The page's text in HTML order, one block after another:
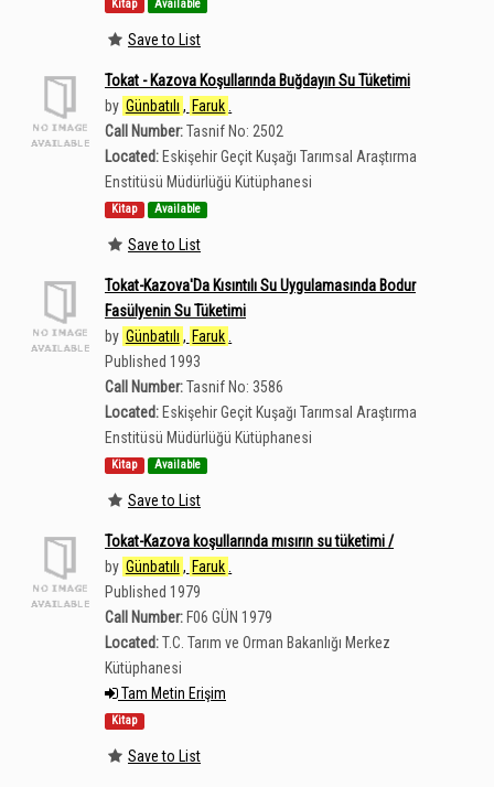
Kitap Available
Save to List
Tokat - Kazova Koşullarında Buğdayın Su Tüketimi
by Günbatılı , Faruk
Call Number:Tasnif No: 2502
Located: Eskişehir Geçit Kuşağı Tarımsal Araştırma
Enstitüsü Müdürlüğü Kütüphanesi
Kitap Available
Save to List
Tokat-Kazova'Da Kısıntılı Su Uygulamasında Bodur
Fasülyenin Su Tüketimi
by Günbatılı , Faruk
Published 1993
Call Number:Tasnif No: 3586
Located: Eskişehir Geçit Kuşağı Tarımsal Araştırma
Enstitüsü Müdürlüğü Kütüphanesi
Kitap Available
Save to List
Tokat-Kazova koşullarında mısırın su tüketimi /
by Günbatılı , Faruk
Published 1979
Call Number: F06 GÜN 1979
Located:T.C. Tarım ve Orman Bakanlığı Merkez
Kütüphanesi
Tam Metin Erişim
Kitap
Save to List